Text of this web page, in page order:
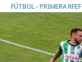
FÚTBOL - PRIMERA RFEF